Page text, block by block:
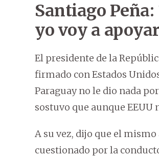
Santiago
yo voy a
El presidente de la
firmado con Estados
Paraguay no le dio nada
sostuvo que aunque EEUU
A su vez, dijo que el mismo
cuestionado por la